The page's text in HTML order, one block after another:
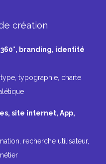
création
360°, branding, identité
typographie, charte
site internet, App,
recherche utilisateur,